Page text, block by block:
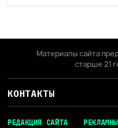
Материалы сайта
старше 21
КОНТАКТЫ
РЕДАКЦИЯ САЙТА